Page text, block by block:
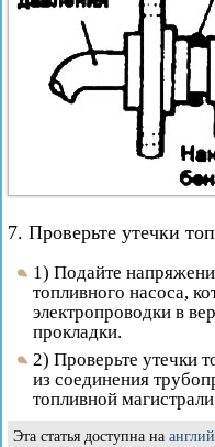
7. Проверьте утечки
1) Подайте
топливного насоса,
электропроводки в
прокладки.
2) Проверьте утечки
из соединения
топливной
Эта статья доступна на